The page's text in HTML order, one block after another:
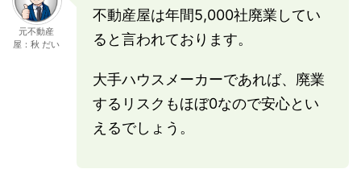
元不動産
屋：秋 だい
不動産屋は年間5,000社廃業してい
ると言われております。
大手ハウスメーカーであれば、廃業
するリスクもほぼ0なので安心とい
えるでしょう。